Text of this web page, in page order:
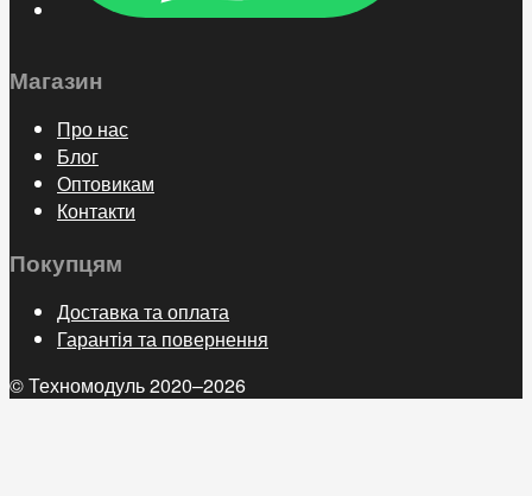
Магазин
Про нас
Блог
Оптовикам
Контакти
Покупцям
Доставка та оплата
Гарантія та повернення
© Техномодуль 2020–2026